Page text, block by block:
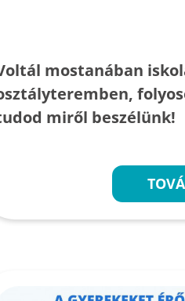
mostanában
miről beszélünk!